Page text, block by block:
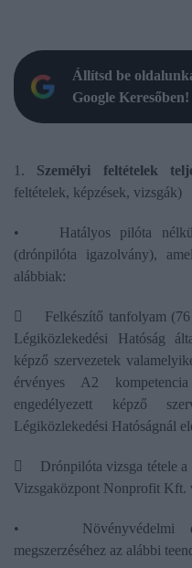
Állítsd be
Google Keresőben!
1. Személyi feltételek
feltételek, képzések, vizsgák)
• Hatályos pilóta nélküli
(drónpilóta igazolvány),
alábbiak:
 Felkészítő tanfolyam (76
Légiközlekedési Hatóság
képző szervezetek
érvényes A2
engedélyezett képző
Légiközlekedési Hatóságnál
 Drónpilóta vizsga tétele a
Vizsgaközpont Nonprofit Kft.
• Növényvédelmi
megszerzéséhez az alábbi